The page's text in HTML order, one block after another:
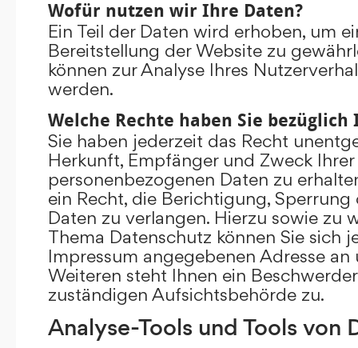
Wofür nutzen wir Ihre Daten?
Ein Teil der Daten wird erhoben, um
Bereitstellung der Website zu
können zur Analyse Ihres
werden.
Welche Rechte haben Sie bezüglich
Sie haben jederzeit das Recht
Herkunft, Empfänger und Zweck
personenbezogenen Daten zu
ein Recht, die Berichtigung,
Daten zu verlangen. Hierzu sowie zu
Thema Datenschutz können Sie sich
Impressum angegebenen Adresse an
Weiteren steht Ihnen ein
zuständigen Aufsichtsbehörde zu.
Analyse-Tools und Tools von